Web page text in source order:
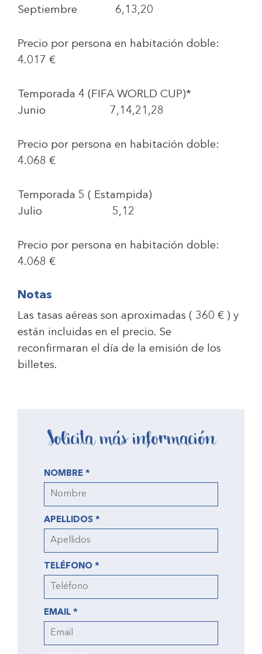
Septiembre 6,13,20
Precio por persona en habitación doble:
4.017 €
Temporada 4 (FIFA WORLD CUP)*
Junio 7,14,21,28
Precio por persona en habitación doble:
4.068 €
Temporada 5 ( Estampida)
Julio 5,12
Precio por persona en habitación doble:
4.068 €
Notas
Las tasas aéreas son aproximadas ( 360 € ) y
están incluidas en el precio. Se
reconfirmaran el día de la emisión de los
billetes.
Solicita más información
NOMBRE *
APELLIDOS *
TELÉFONO *
EMAIL *